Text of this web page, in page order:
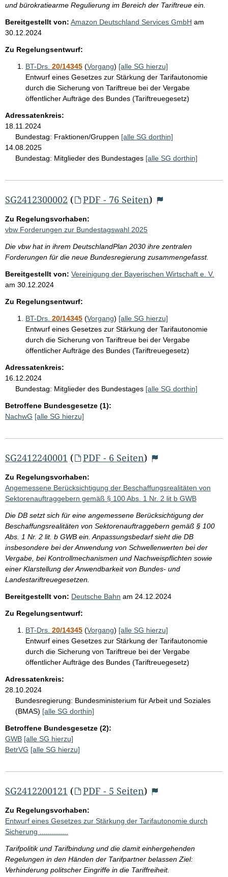
und bürokratiearme Regulierung im Bereich der Tariftreue ein.
Bereitgestellt von: Amazon Deutschland Services GmbH am
30.12.2024
Zu Regelungsentwurf:
BT-Drs. 20/14345 (Vorgang) [alle SG hierzu]
Entwurf eines Gesetzes zur Stärkung der Tarifautonomie
durch die Sicherung von Tariftreue bei der Vergabe
öffentlicher Aufträge des Bundes (Tariftreuegesetz)
Adressatenkreis:
18.11.2024
Bundestag: Fraktionen/Gruppen [alle SG dorthin]
14.08.2025
Bundestag: Mitglieder des Bundestages [alle SG dorthin]
SG2412300002 ( PDF - 76 Seiten)
Zu Regelungsvorhaben:
vbw Forderungen zur Bundestagswahl 2025
Die vbw hat in ihrem DeutschlandPlan 2030 ihre zentralen
Forderungen für die neue Bundesregierung zusammengefasst.
Bereitgestellt von: Vereinigung der Bayerischen Wirtschaft e. V.
am 30.12.2024
Zu Regelungsentwurf:
BT-Drs. 20/14345 (Vorgang) [alle SG hierzu]
Entwurf eines Gesetzes zur Stärkung der Tarifautonomie
durch die Sicherung von Tariftreue bei der Vergabe
öffentlicher Aufträge des Bundes (Tariftreuegesetz)
Adressatenkreis:
16.12.2024
Bundestag: Mitglieder des Bundestages [alle SG dorthin]
Betroffene Bundesgesetze (1):
NachwG [alle SG hierzu]
SG2412240001 ( PDF - 6 Seiten)
Zu Regelungsvorhaben:
Angemessene Berücksichtigung der Beschaffungsrealitäten von
Sektorenauftraggebern gemäß § 100 Abs. 1 Nr. 2 lit b GWB
Die DB setzt sich für eine angemessene Berücksichtigung der
Beschaffungsrealitäten von Sektorenauftraggebern gemäß § 100
Abs. 1 Nr. 2 lit. b GWB ein. Anpassungsbedarf sieht die DB
insbesondere bei der Anwendung von Schwellenwerten bei der
Vergabe, bei Kontrollmechanismen und Nachweispflichten sowie
einer Klarstellung der Anwendbarkeit von Bundes- und
Landestariftreuegesetzen.
Bereitgestellt von: Deutsche Bahn am 24.12.2024
Zu Regelungsentwurf:
BT-Drs. 20/14345 (Vorgang) [alle SG hierzu]
Entwurf eines Gesetzes zur Stärkung der Tarifautonomie
durch die Sicherung von Tariftreue bei der Vergabe
öffentlicher Aufträge des Bundes (Tariftreuegesetz)
Adressatenkreis:
28.10.2024
Bundesregierung: Bundesministerium für Arbeit und Soziales
(BMAS) [alle SG dorthin]
Betroffene Bundesgesetze (2):
GWB [alle SG hierzu]
BetrVG [alle SG hierzu]
SG2412200121 ( PDF - 5 Seiten)
Zu Regelungsvorhaben:
Entwurf eines Gesetzes zur Stärkung der Tarifautonomie durch
Sicherung ..............
Tarifpolitik und Tarifbindung und die damit einhergehenden
Regelungen in den Händen der Tarifpartner belassen Ziel:
Verhinderung politscher Eingriffe in die Tariffreiheit.